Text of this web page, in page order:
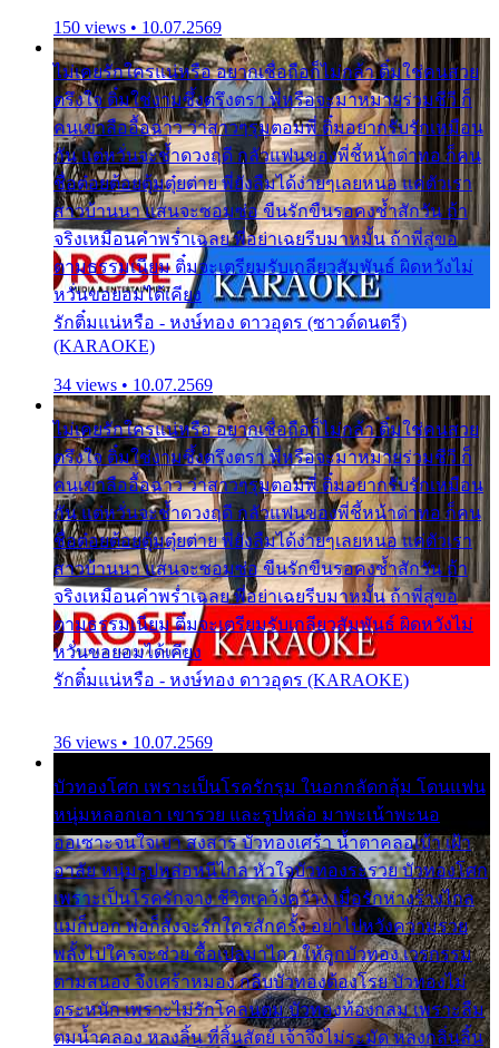
150 views • 10.07.2569
ไม่เคยรักใครแน่หรือ อยากเชื่อถือก็ไม่กล้า ติ๋มใช่คนสวย
ตรึงใจ ติ๋มใช่งามซึ้งตรึงตรา พี่หรือจะมาหมายร่วมชีวี ก็
คนเขาลืออื้อฉาว ว่าสาวๆรุมตอมพี่ ติ๋มอยากรับรักเหมือน
กัน แต่หวั่นจะช้ำดวงฤดี กลัวแฟนของพี่ชี้หน้าด่าทอ ก็คน
ชื่อต๋อยต้อยตุ้มตุ๋ยต่าย พี่ยังลืมได้ง่ายๆเลยหนอ แค่ตัวเรา
สาวบ้านนา แสนจะซอมซ่อ ขืนรักขืนรอคงช้ำสักวัน ถ้า
จริงเหมือนคำพร่ำเฉลย พี่อย่าเฉยรีบมาหมั้น ถ้าพี่สู่ขอ
ตามธรรมเนียม ติ๋มจะเตรียมรับเกลียวสัมพันธ์ ผิดหวังไม่
หวั่นขอยอมได้เคียง
รักติ๋มแน่หรือ - หงษ์ทอง ดาวอุดร (ซาวด์ดนตรี)
(KARAOKE)
34 views • 10.07.2569
ไม่เคยรักใครแน่หรือ อยากเชื่อถือก็ไม่กล้า ติ๋มใช่คนสวย
ตรึงใจ ติ๋มใช่งามซึ้งตรึงตรา พี่หรือจะมาหมายร่วมชีวี ก็
คนเขาลืออื้อฉาว ว่าสาวๆรุมตอมพี่ ติ๋มอยากรับรักเหมือน
กัน แต่หวั่นจะช้ำดวงฤดี กลัวแฟนของพี่ชี้หน้าด่าทอ ก็คน
ชื่อต๋อยต้อยตุ้มตุ๋ยต่าย พี่ยังลืมได้ง่ายๆเลยหนอ แค่ตัวเรา
สาวบ้านนา แสนจะซอมซ่อ ขืนรักขืนรอคงช้ำสักวัน ถ้า
จริงเหมือนคำพร่ำเฉลย พี่อย่าเฉยรีบมาหมั้น ถ้าพี่สู่ขอ
ตามธรรมเนียม ติ๋มจะเตรียมรับเกลียวสัมพันธ์ ผิดหวังไม่
หวั่นขอยอมได้เคียง
รักติ๋มแน่หรือ - หงษ์ทอง ดาวอุดร (KARAOKE)
36 views • 10.07.2569
บัวทองโศก เพราะเป็นโรครักรุม ในอกกลัดกลุ้ม โดนแฟน
หนุ่มหลอกเอา เขารวย และรูปหล่อ มาพะเน้าพะนอ
ออเซาะจนใจเบา สงสาร บัวทองเศร้า น้ำตาคลอเบ้า เฝ้า
อาลัย หนุ่มรูปหล่อหนีไกล หัวใจบัวทองระรวย บัวทองโศก
เพราะเป็นโรครักจาง ชีวิตเคว้งคว้าง เมื่อรักห่างร้างไกล
แม่ก็บอก พ่อก็สั่งจะรักใครสักครั้ง อย่าไปหวังความรวย
พลั้งไปใครจะช่วย ซื้อเปลมาไกว ให้ลูกบัวทอง เวรกรรม
ตามสนอง จึงเศร้าหมอง กลีบบัวทองต้องโรย บัวทองไม่
ตระหนัก เพราะไม่รักโคลนตม บัวทองท้องกลม เพราะลืม
ตมน้ำคลอง หลงลิ้น ที่สิ้นสัตย์ เจ้าจึงไม่ระมัด หลงกลิ่นลิ้น